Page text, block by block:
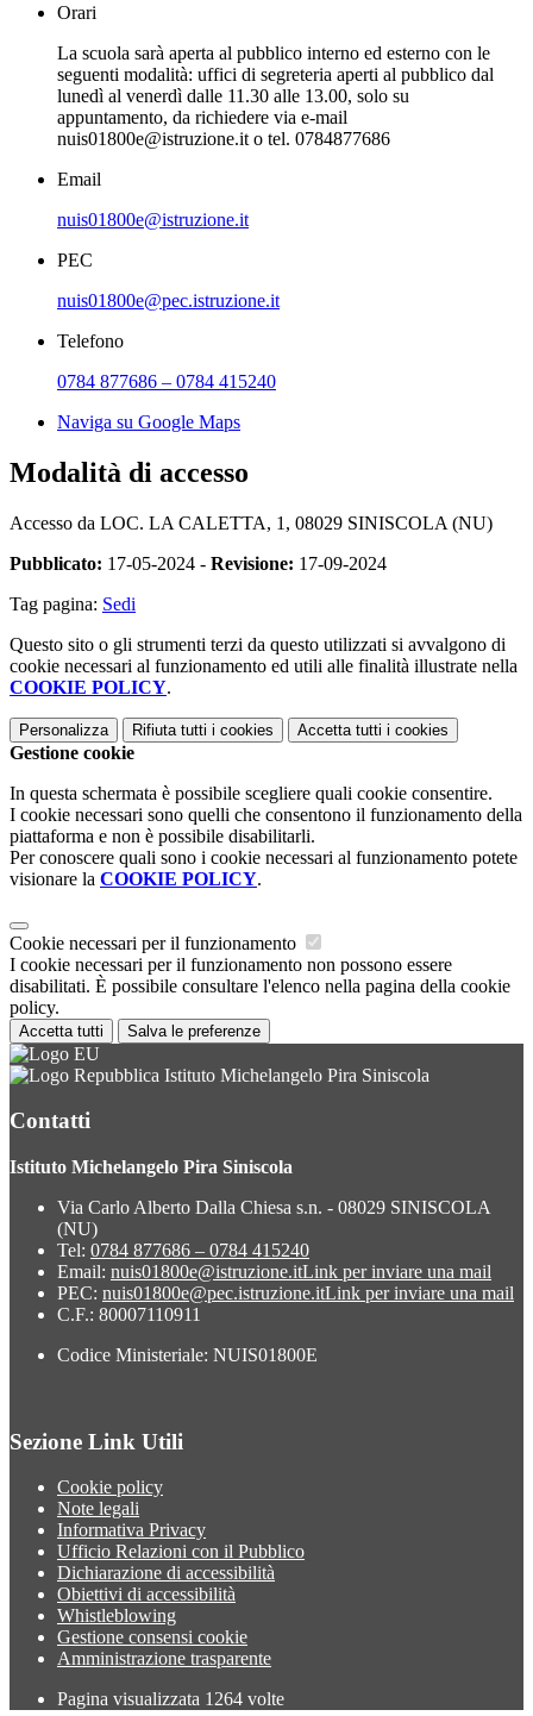
Orari
La scuola sarà aperta al pubblico interno ed esterno con le
seguenti modalità: uffici di segreteria aperti al pubblico dal
lunedì al venerdì dalle 11.30 alle 13.00, solo su
appuntamento, da richiedere via e-mail
nuis01800e@istruzione.it o tel. 0784877686
Email
nuis01800e@istruzione.it
PEC
nuis01800e@pec.istruzione.it
Telefono
0784 877686 – 0784 415240
Naviga su Google Maps
Modalità di accesso
Accesso da LOC. LA CALETTA, 1, 08029 SINISCOLA (NU)
Pubblicato: 17-05-2024 - Revisione: 17-09-2024
Tag pagina: Sedi
Questo sito o gli strumenti terzi da questo utilizzati si avvalgono di
cookie necessari al funzionamento ed utili alle finalità illustrate nella
COOKIE POLICY.
Personalizza Rifiuta tutti i cookies Accetta tutti i cookies
Gestione cookie
In questa schermata è possibile scegliere quali cookie consentire.
I cookie necessari sono quelli che consentono il funzionamento della
piattaforma e non è possibile disabilitarli.
Per conoscere quali sono i cookie necessari al funzionamento potete
visionare la COOKIE POLICY.
Cookie necessari per il funzionamento
I cookie necessari per il funzionamento non possono essere
disabilitati. È possibile consultare l'elenco nella pagina della cookie
policy.
Accetta tutti Salva le preferenze
Istituto Michelangelo Pira Siniscola
Contatti
Istituto Michelangelo Pira Siniscola
Via Carlo Alberto Dalla Chiesa s.n. - 08029 SINISCOLA
(NU)
Tel: 0784 877686 – 0784 415240
Email: nuis01800e@istruzione.itLink per inviare una mail
PEC: nuis01800e@pec.istruzione.itLink per inviare una mail
C.F.: 80007110911
Codice Ministeriale: NUIS01800E
Sezione Link Utili
Cookie policy
Note legali
Informativa Privacy
Ufficio Relazioni con il Pubblico
Dichiarazione di accessibilità
Obiettivi di accessibilità
Whistleblowing
Gestione consensi cookie
Amministrazione trasparente
Pagina visualizzata 1264 volte